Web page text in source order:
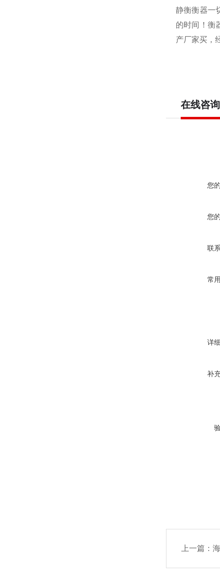
静衡衡器一
的时间！衡
产厂家买，
在线咨询
您
您
联
常
详
补
上一篇：